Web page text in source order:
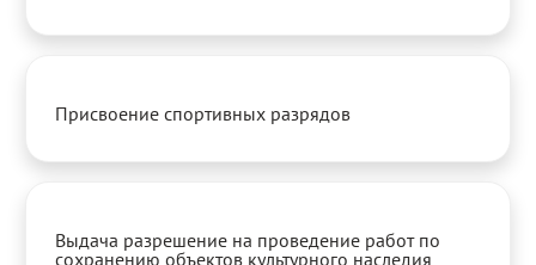
Присвоение спортивных разрядов
Выдача разрешение на проведение работ по
сохранению объектов культурного наследия